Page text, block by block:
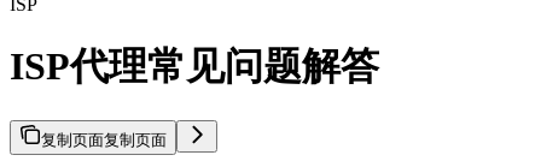
ISP
ISP代理常见问题解答
复制页面复制页面